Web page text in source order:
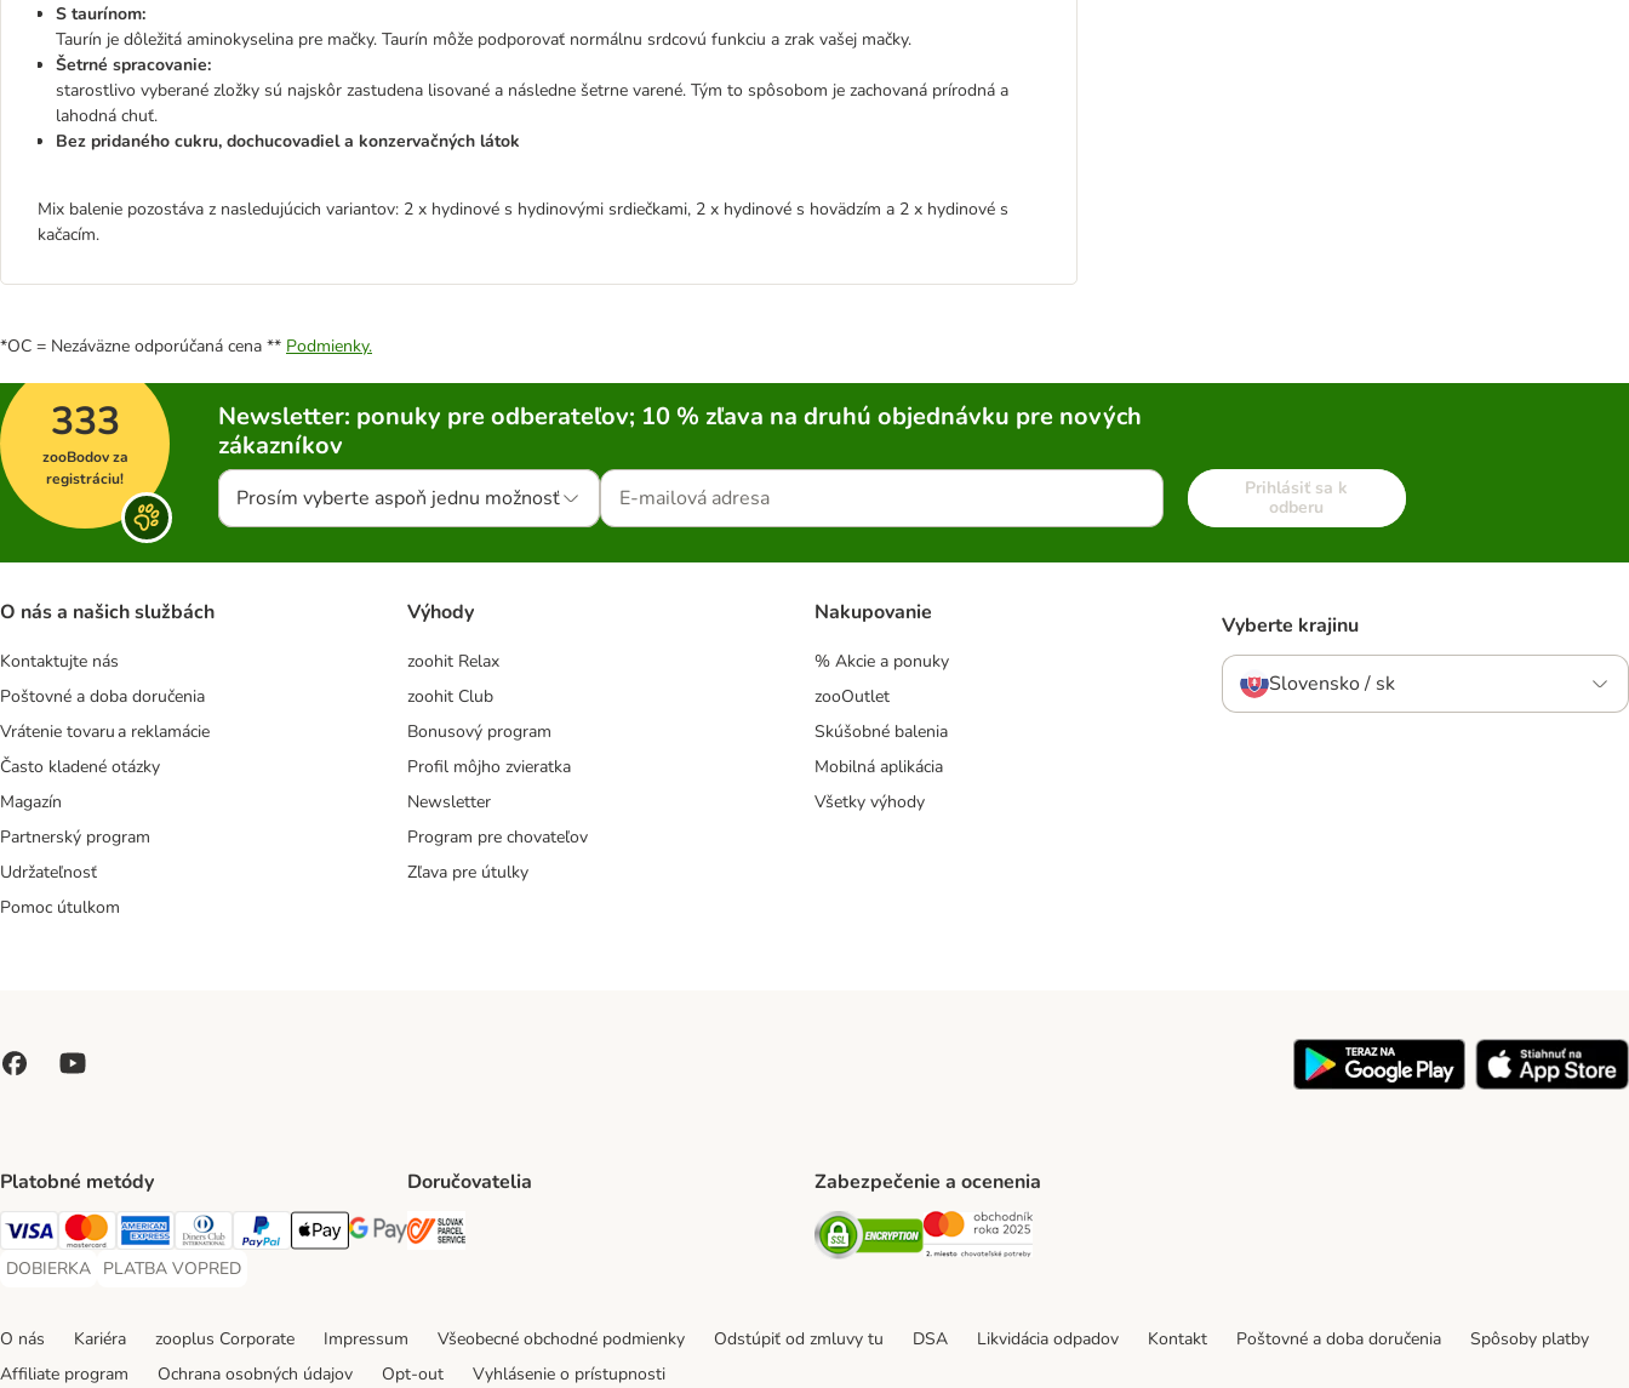
S taurínom:
Taurín je dôležitá aminokyselina pre mačky. Taurín môže podporovať normálnu srdcovú funkciu a zrak vašej mačky.
Šetrné spracovanie:
starostlivo vyberané zložky sú najskôr zastudena lisované a následne šetrne varené. Tým to spôsobom je zachovaná prírodná a
lahodná chuť.
Bez pridaného cukru, dochucovadiel a konzervačných látok
Mix balenie pozostáva z nasledujúcich variantov: 2 x hydinové s hydinovými srdiečkami, 2 x hydinové s hovädzím a 2 x hydinové s
kačacím.
*OC = Nezáväzne odporúčaná cena ** Podmienky.
333
zooBodov za
registráciu!
Newsletter: ponuky pre odberateľov; 10 % zľava na druhú objednávku pre nových
zákazníkov
Prosím vyberte aspoň jednu možnosť
Prihlásiť sa k
odberu
O nás a našich službách
Kontaktujte nás
Poštovné a doba doručenia
Vrátenie tovaru a reklamácie
Často kladené otázky
Magazín
Partnerský program
Udržateľnosť
Pomoc útulkom
Výhody
zoohit Relax
zoohit Club
Bonusový program
Profil môjho zvieratka
Newsletter
Program pre chovateľov
Zľava pre útulky
Nakupovanie
% Akcie a ponuky
zooOutlet
Skúšobné balenia
Mobilná aplikácia
Všetky výhody
Vyberte krajinu
Slovensko / sk
Platobné metódy
Visa Payment Method
Mastercard Payment Method
American Express Payment Method
Diners Club Payment Method
PayPal Payment Method
Apple Pay Payment Method
Google Pay Payment Method
DOBIERKA
DOBIERKA Payment Method
PLATBA VOPRED
PLATBA VOPRED Payment Method
Doručovatelia Zabezpečenie a ocenenia
Security Security
O nás Kariéra zooplus Corporate Impressum Všeobecné obchodné podmienky Odstúpiť od zmluvy tu DSA Likvidácia odpadov Kontakt Poštovné a doba doručenia
Spôsoby platby
Affiliate program
Ochrana osobných údajov Opt-out Vyhlásenie o prístupnosti